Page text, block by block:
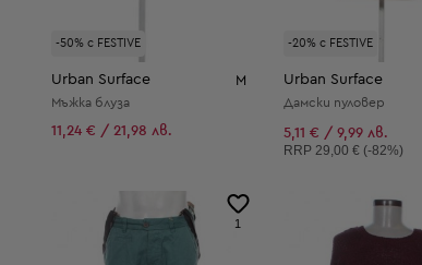
-50% с FESTIVE
Urban Surface M
Мъжка блуза
11,24 € / 21,98 лв.
-20% с FESTIVE
Urban Surface
Дамски пуловер
5,11 € / 9,99 лв.
Препоръчителна цена:
RRP 29,00 € (-82%)
1